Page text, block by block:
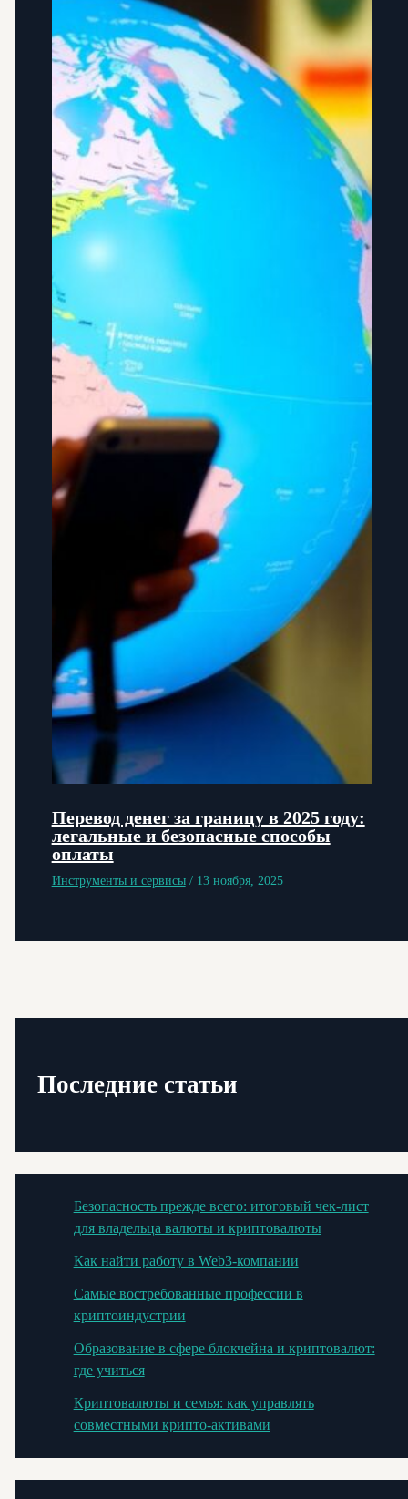
Последние статьи
Безопасность прежде всего: итоговый чек-лист
для владельца валюты и криптовалюты
Как найти работу в Web3-компании
Самые востребованные профессии в
криптоиндустрии
Образование в сфере блокчейна и криптовалют:
где учиться
Криптовалюты и семья: как управлять
совместными крипто-активами
Перевод денег за границу в 2025 году:
легальные и безопасные способы
оплаты
Инструменты и сервисы/ 13 ноября, 2025